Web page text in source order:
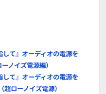
して』オーディオの電源を
ノイズ電源編）
して』オーディオの電源を
ローノイズ電源）